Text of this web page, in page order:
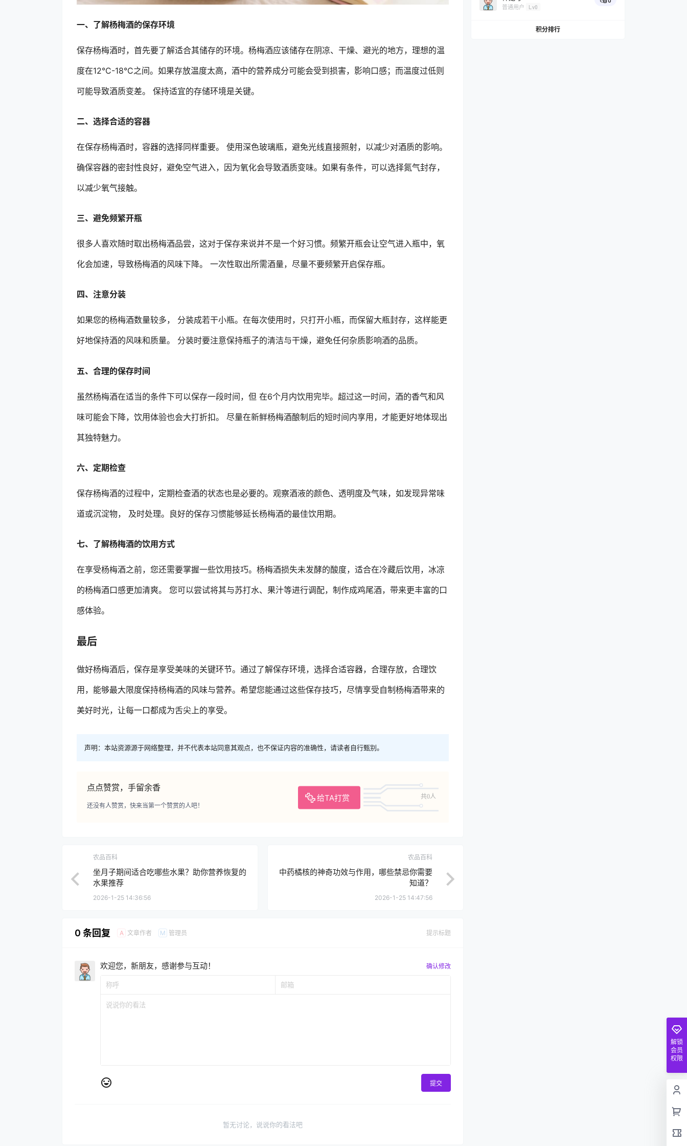
一、了解杨梅酒的保存环境
保存杨梅酒时，首先要了解适合其储存的环境。杨梅酒应该储存在阴凉、干燥、避光的地方，理想的温
度在12°C-18°C之间。如果存放温度太高，酒中的营养成分可能会受到损害，影响口感；而温度过低则
可能导致酒质变差。 保持适宜的存储环境是关键。
二、选择合适的容器
在保存杨梅酒时，容器的选择同样重要。 使用深色玻璃瓶，避免光线直接照射，以减少对酒质的影响。
确保容器的密封性良好，避免空气进入，因为氧化会导致酒质变味。如果有条件，可以选择氮气封存，
以减少氧气接触。
三、避免频繁开瓶
很多人喜欢随时取出杨梅酒品尝，这对于保存来说并不是一个好习惯。频繁开瓶会让空气进入瓶中，氧
化会加速，导致杨梅酒的风味下降。 一次性取出所需酒量，尽量不要频繁开启保存瓶。
四、注意分装
如果您的杨梅酒数量较多， 分装成若干小瓶。在每次使用时，只打开小瓶，而保留大瓶封存，这样能更
好地保持酒的风味和质量。 分装时要注意保持瓶子的清洁与干燥，避免任何杂质影响酒的品质。
五、合理的保存时间
虽然杨梅酒在适当的条件下可以保存一段时间，但 在6个月内饮用完毕。超过这一时间，酒的香气和风
味可能会下降，饮用体验也会大打折扣。 尽量在新鲜杨梅酒酿制后的短时间内享用，才能更好地体现出
其独特魅力。
六、定期检查
保存杨梅酒的过程中，定期检查酒的状态也是必要的。观察酒液的颜色、透明度及气味，如发现异常味
道或沉淀物， 及时处理。良好的保存习惯能够延长杨梅酒的最佳饮用期。
七、了解杨梅酒的饮用方式
在享受杨梅酒之前，您还需要掌握一些饮用技巧。杨梅酒损失未发酵的酸度，适合在冷藏后饮用，冰凉
的杨梅酒口感更加清爽。 您可以尝试将其与苏打水、果汁等进行调配，制作成鸡尾酒，带来更丰富的口
感体验。
最后
做好杨梅酒后，保存是享受美味的关键环节。通过了解保存环境，选择合适容器，合理存放，合理饮
用，能够最大限度保持杨梅酒的风味与营养。希望您能通过这些保存技巧，尽情享受自制杨梅酒带来的
美好时光，让每一口都成为舌尖上的享受。
声明：本站资源源于网络整理，并不代表本站同意其观点，也不保证内容的准确性，请读者自行甄别。
点点赞赏，手留余香
给TA打赏 共0人
还没有人赞赏，快来当第一个赞赏的人吧！
农品百科
坐月子期间适合吃哪些水果？助你营养恢复的
水果推荐
2026-1-25 14:36:56
农品百科
中药橘核的神奇功效与作用，哪些禁忌你需要
知道？
2026-1-25 14:47:56
0 条回复 A 文章作者 M 管理员 提示标题
欢迎您，新朋友，感谢参与互动！ 确认修改
提交
暂无讨论，说说你的看法吧
普通用户 Lv0
积分排行
解锁
会员
权限